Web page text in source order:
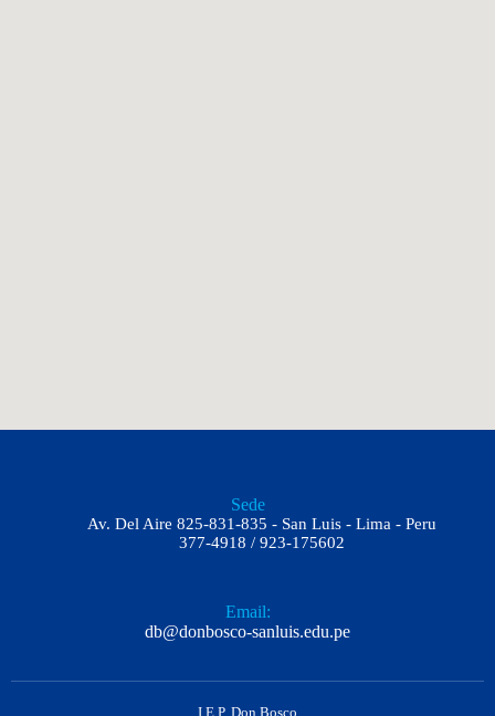
Sede
Av. Del Aire 825-831-835 - San Luis - Lima - Peru
377-4918 / 923-175602
Email:
db@donbosco-sanluis.edu.pe
I.E.P. Don Bosco